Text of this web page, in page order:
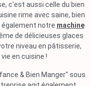
c'est aussi celle du bien
rime avec saine, bien
également notre machine
de délicieuses glaces
niveau en pâtisserie,
en cuisine !
& Bien Manger" sous